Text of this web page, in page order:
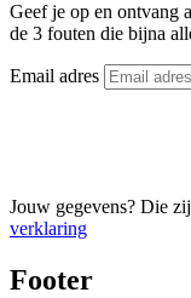
Geef je op en ontvang
de 3 fouten die bijna
Email adres
Jouw gegevens? Die
verklaring
Footer